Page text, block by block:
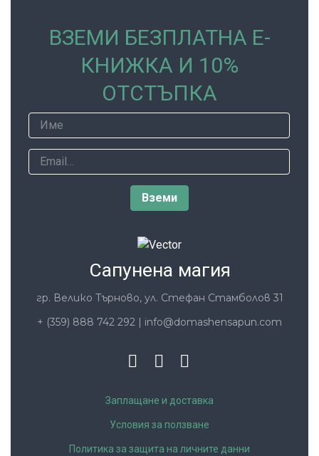
ВЗЕМИ БЕЗПЛАТНА Е-
КНИЖКА И 10%
ОТСТЪПКА
Сапунена магия
гр. Велико Търново, ул. Стефан Стамболов 31
+ (359) 888 742 292 | info@domashensapun.com
Заплащане и доставка
Условия за ползване
Политика за защита на личните данни